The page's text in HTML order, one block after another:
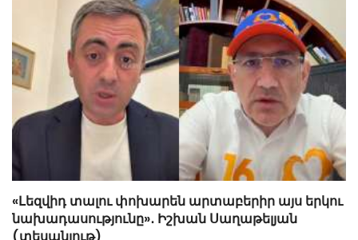
«Լեզվիդ տալու փոխարեն արտաբերիր այս երկու
նախադասությունը»․ Իշխան Սաղաթելյան
(տեսանյութ)